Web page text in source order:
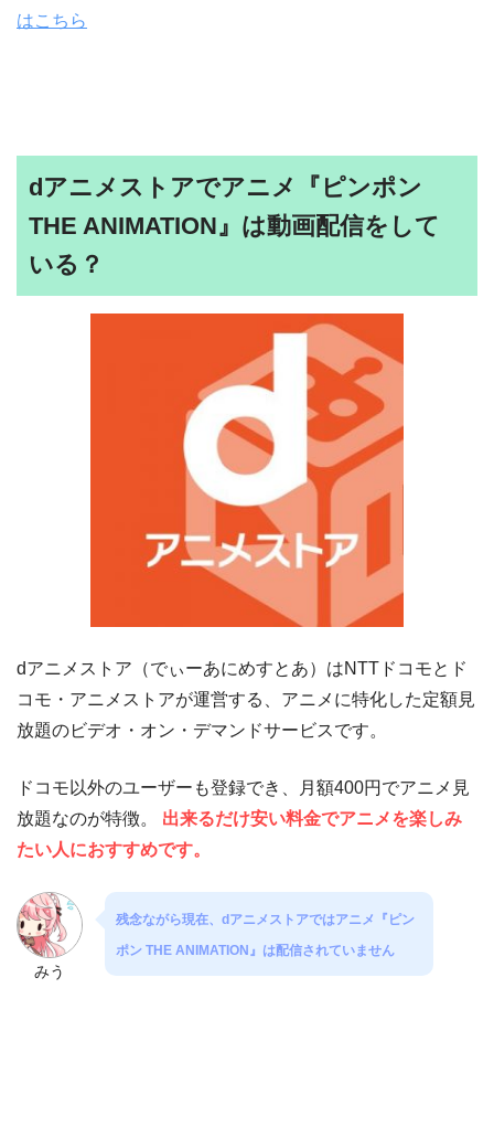
はこちら
dアニメストアでアニメ『ピンポン
THE ANIMATION』は動画配信をして
いる？
dアニメストア（でぃーあにめすとあ）はNTTドコモとド
コモ・アニメストアが運営する、アニメに特化した定額見
放題のビデオ・オン・デマンドサービスです。
ドコモ以外のユーザーも登録でき、月額400円でアニメ見
放題なのが特徴。 出来るだけ安い料金でアニメを楽しみ
たい人におすすめです。
みう
残念ながら現在、dアニメストアではアニメ『ピン
ポン THE ANIMATION』は配信されていません